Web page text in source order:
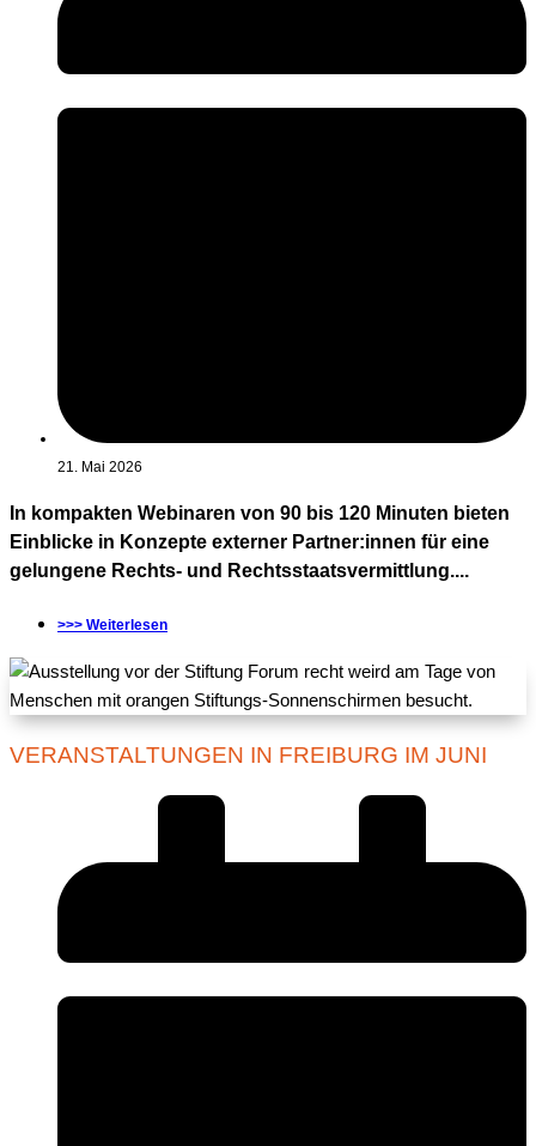
21. Mai 2026
In kompakten Webinaren von 90 bis 120 Minuten bieten
Einblicke in Konzepte externer Partner:innen für eine
gelungene Rechts- und Rechtsstaatsvermittlung....
>>> Weiterlesen
VERANSTALTUNGEN IN FREIBURG IM JUNI